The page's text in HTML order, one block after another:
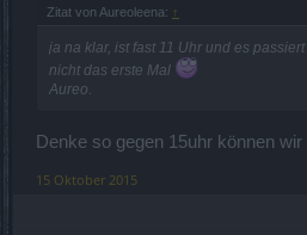
Zitat von Aureoleena: ↑
ja na klar, ist fast 11 Uhr und es
nicht das erste Mal
Aureo.
Denke so gegen 15uhr können wir
15 Oktober 2015